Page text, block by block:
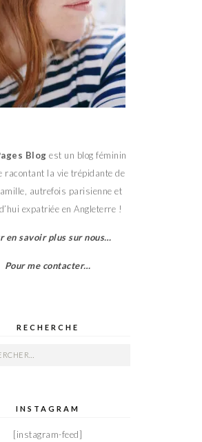
Blog est un blog féminin
racontant la vie trépidante de
autrefois parisienne et
expatriée en Angleterre !
en savoir plus sur nous…
Pour me contacter…
RECHERCHE
:
INSTAGRAM
[instagram-feed]